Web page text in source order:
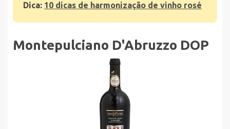
Dica: 10 dicas de harmonização de vinho rosé
Montepulciano D'Abruzzo DOP